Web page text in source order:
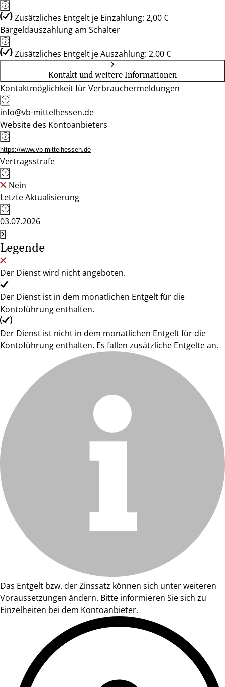
Zusätzliches Entgelt je Einzahlung: 2,00 €
Bargeldauszahlung am Schalter
Zusätzliches Entgelt je Auszahlung: 2,00 €
Kontakt und weitere Informationen
Kontaktmöglichkeit für Verbrauchermeldungen
info@vb-mittelhessen.de
Website des Kontoanbieters
https://www.vb-mittelhessen.de
Vertragsstrafe
Nein
Letzte Aktualisierung
03.07.2026
Legende
Der Dienst wird nicht angeboten.
Der Dienst ist in dem monatlichen Entgelt für die
Kontoführung enthalten.
Der Dienst ist nicht in dem monatlichen Entgelt für die
Kontoführung enthalten. Es fallen zusätzliche Entgelte an.
Das Entgelt bzw. der Zinssatz können sich unter weiteren
Voraussetzungen ändern. Bitte informieren Sie sich zu
Einzelheiten bei dem Kontoanbieter.